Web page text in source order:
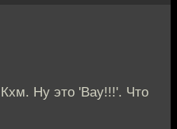
Кхм. Ну это 'Вау!!!'. Что